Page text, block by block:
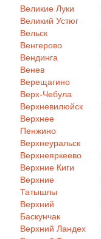
Великие Луки
Великий Устюг
Вельск
Венгерово
Вендинга
Венев
Верещагино
Верх-Чебула
Верхневилюйск
Верхнее
Пенжино
Верхнеуральск
Верхнеяркеево
Верхние Киги
Верхние
Татышлы
Верхний
Баскунчак
Верхний Ландех